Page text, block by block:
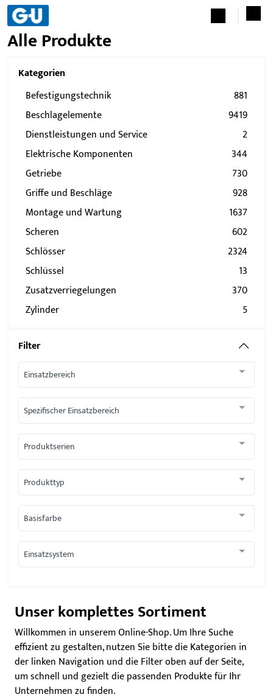
Alle Produkte
Kategorien
Befestigungstechnik
881
Beschlagelemente
9419
Dienstleistungen und Service
2
Elektrische Komponenten
344
Getriebe
730
Griffe und Beschläge
928
Montage und Wartung
1637
Scheren
602
Schlösser
2324
Schlüssel
13
Zusatzverriegelungen
370
Zylinder
5
Filter
Einsatzbereich
Spezifischer Einsatzbereich
Produktserien
Produkttyp
Basisfarbe
Einsatzsystem
Unser komplettes Sortiment
Willkommen in unserem Online-Shop. Um Ihre Suche
effizient zu gestalten, nutzen Sie bitte die Kategorien in
der linken Navigation und die Filter oben auf der Seite,
um schnell und gezielt die passenden Produkte für Ihr
Unternehmen zu finden.